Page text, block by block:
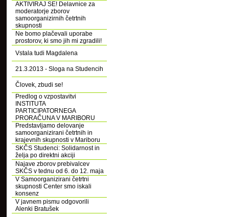
AKTIVIRAJ SE! Delavnice za
moderatorje zborov
samoorganizirnih četrtnih
skupnosti
Ne bomo plačevali uporabe
prostorov, ki smo jih mi zgradili!
Vstala tudi Magdalena
21.3.2013 - Sloga na Studencih
Človek, zbudi se!
Predlog o vzpostavitvi
INSTITUTA
PARTICIPATORNEGA
PRORAČUNA V MARIBORU
Predstavljamo delovanje
samoorganizirani četrtnih in
krajevnih skupnosti v Mariboru
SKČS Studenci: Solidarnost in
želja po direktni akciji
Najave zborov prebivalcev
SKČS v tednu od 6. do 12. maja
V Samoorganizirani četrtni
skupnosti Center smo iskali
konsenz
V javnem pismu odgovorili
Alenki Bratušek